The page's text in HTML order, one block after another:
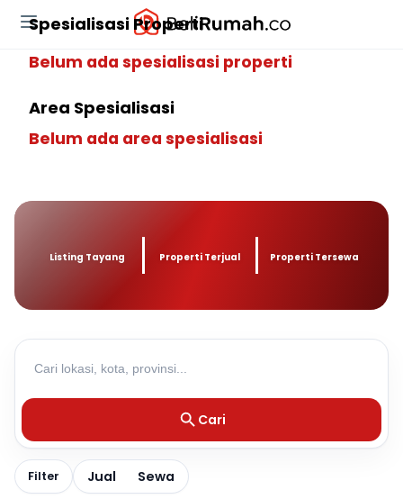
Spesialisasi Properti
Belum ada spesialisasi properti
Area Spesialisasi
Belum ada area spesialisasi
Listing Tayang Properti Terjual Properti Tersewa
Cari
Filter Jual Sewa